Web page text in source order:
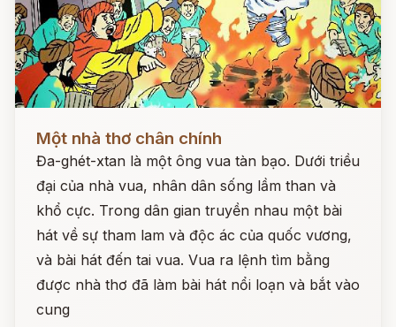
Một nhà thơ chân chính
Đa-ghét-xtan là một ông vua tàn bạo. Dưới triều
đại của nhà vua, nhân dân sống lầm than và
khổ cực. Trong dân gian truyền nhau một bài
hát về sự tham lam và độc ác của quốc vương,
và bài hát đến tai vua. Vua ra lệnh tìm bằng
được nhà thơ đã làm bài hát nổi loạn và bắt vào
cung